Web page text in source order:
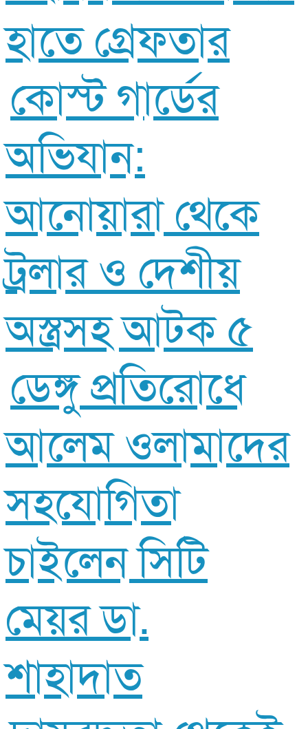
হাতে গ্রেফতার
কোস্ট গার্ডের
অভিযান:
আনোয়ারা থেকে
ট্রলার ও দেশীয়
অস্ত্রসহ আটক ৫
ডেঙ্গু প্রতিরোধে
আলেম ওলামাদের
সহযোগিতা
চাইলেন সিটি
মেয়র ডা.
শাহাদাত